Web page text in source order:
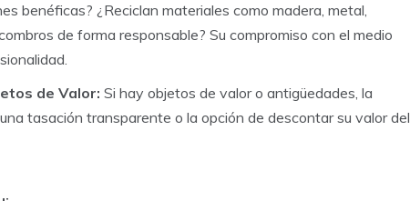
benéficas? ¿Reciclan materiales como madera, metal,
de forma responsable? Su compromiso con el medio
de Valor: Si hay objetos de valor o antigüedades, la
tasación transparente o la opción de descontar su valor del